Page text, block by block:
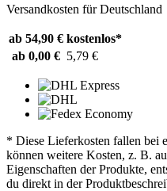
Versandkosten für Deutschland
ab 54,90 € kostenlos*
ab 0,00 € 5,79 €
* Diese Lieferkosten fallen bei
können weitere Kosten, z. B.
Eigenschaften der Produkte,
du direkt in der